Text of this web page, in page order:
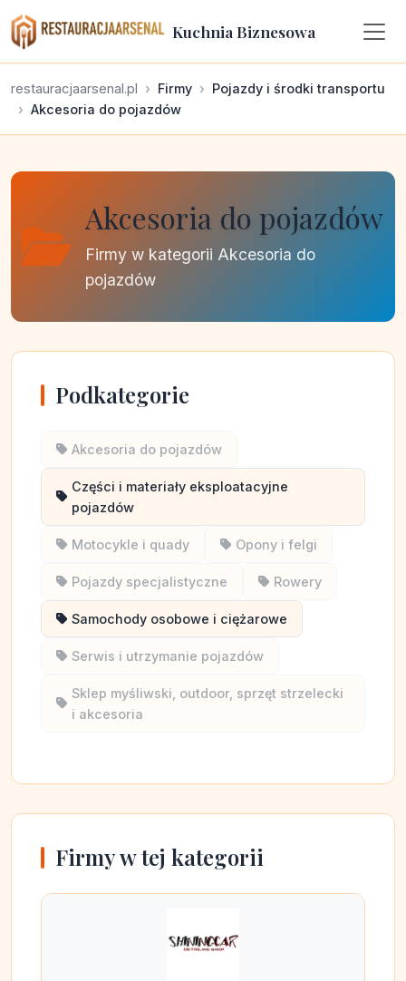
Kuchnia Biznesowa
restauracjaarsenal.pl Firmy
Pojazdy i środki transportu
Akcesoria do pojazdów
Akcesoria do pojazdów
Firmy w kategorii Akcesoria do
pojazdów
Podkategorie
Akcesoria do pojazdów
Części i materiały eksploatacyjne
pojazdów
Motocykle i quady Opony i felgi
Pojazdy specjalistyczne Rowery
Samochody osobowe i ciężarowe
Serwis i utrzymanie pojazdów
Sklep myśliwski, outdoor, sprzęt strzelecki
i akcesoria
Firmy w tej kategorii